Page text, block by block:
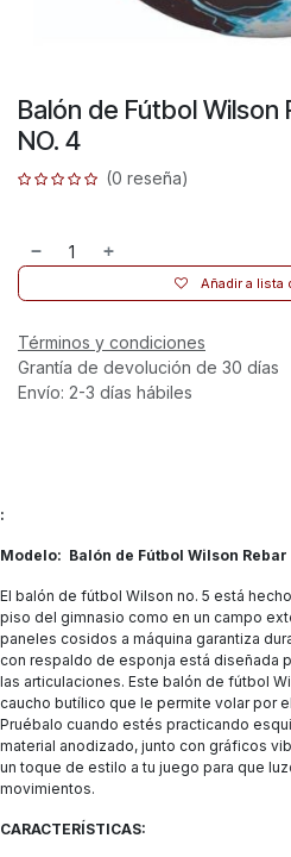
Balón de Fútbol Wilson
NO. 4
(0 reseña)
Añadir a lista
Términos y condiciones
Grantía de devolución de 30 días
Envío: 2-3 días hábiles
:
Modelo: Balón de Fútbol Wilson Rebar
El balón de fútbol Wilson no. 5 está
piso del gimnasio como en un campo
paneles cosidos a máquina garantiza
con respaldo de esponja está diseñada
las articulaciones. Este balón de fútbol
caucho butílico que le permite volar por
Pruébalo cuando estés practicando
material anodizado, junto con gráficos
un toque de estilo a tu juego para que
movimientos.
CARACTERÍSTICAS: